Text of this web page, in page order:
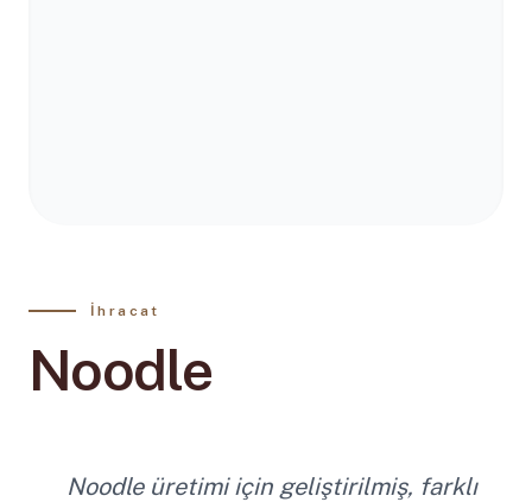
İhracat
Noodle
Noodle üretimi için geliştirilmiş, farklı